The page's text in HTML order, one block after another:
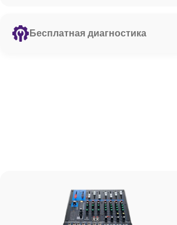
Бесплатная диагностика